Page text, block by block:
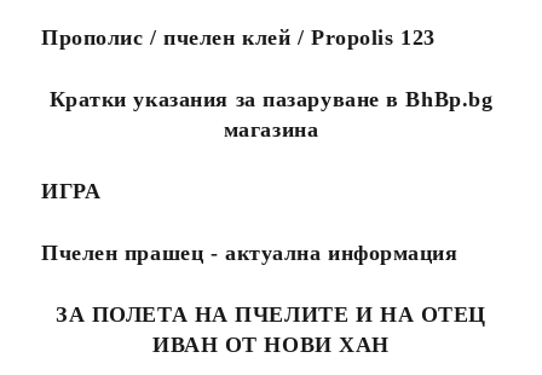
Прополис / пчелен клей / Propolis 123
Кратки указания за пазаруване в BhBp.bg
магазина
ИГРА
Пчелен прашец - актуална информация
ЗА ПОЛЕТА НА ПЧЕЛИТЕ И НА ОТЕЦ
ИВАН ОТ НОВИ ХАН